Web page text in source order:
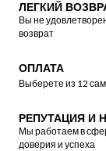
ЛЕГКИЙ
Вы не
возврат
ОПЛАТА
Выберете из 12
РЕПУТАЦИЯ И
Мы работаем в
доверия и успеха